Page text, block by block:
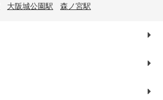
大阪城公園駅 森ノ宮駅